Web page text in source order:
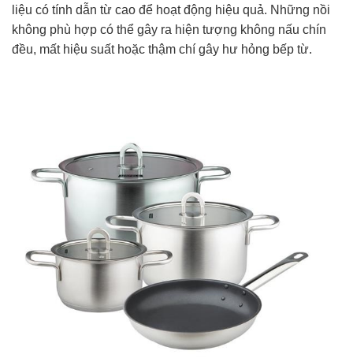
liệu có tính dẫn từ cao để hoạt động hiệu quả. Những nồi
không phù hợp có thể gây ra hiện tượng không nấu chín
đều, mất hiệu suất hoặc thậm chí gây hư hỏng bếp từ.